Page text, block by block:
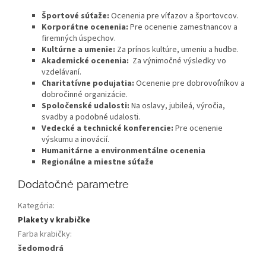
Športové súťaže: Ocenenia pre víťazov a športovcov.
Korporátne ocenenia: Pre ocenenie zamestnancov a
firemných úspechov.
Kultúrne a umenie: Za prínos kultúre, umeniu a hudbe.
Akademické ocenenia: Za výnimočné výsledky vo
vzdelávaní.
Charitatívne podujatia: Ocenenie pre dobrovoľníkov a
dobročinné organizácie.
Spoločenské udalosti: Na oslavy, jubileá, výročia,
svadby a podobné udalosti.
Vedecké a technické konferencie: Pre ocenenie
výskumu a inovácií.
Humanitárne a environmentálne ocenenia
Regionálne a miestne súťaže
Dodatočné parametre
Kategória:
Plakety v krabičke
Farba krabičky:
šedomodrá